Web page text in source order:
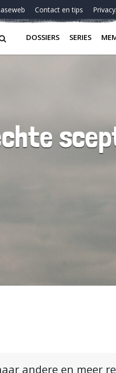
Contact en tips
DOSSIERS SERIES
andere en meer